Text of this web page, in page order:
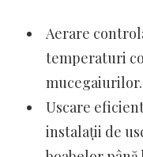
Aerare
temperaturi
mucegaiurilor.
Uscare
instalații de